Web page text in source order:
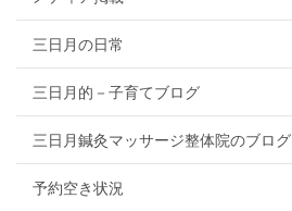
三日月の日常
三日月的－子育てブログ
三日月鍼灸マッサージ整体院のブログ
予約空き状況